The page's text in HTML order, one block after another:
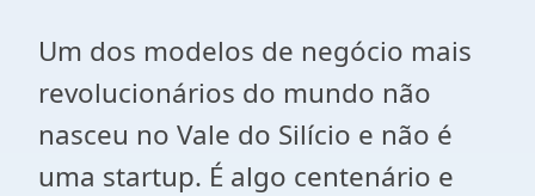
Um dos modelos de negócio mais
revolucionários do mundo não
nasceu no Vale do Silício e não é
uma startup. É algo centenário e